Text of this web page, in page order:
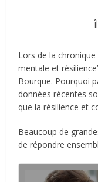
Lors de la
mentale et
Bourque. Pourquoi
données récentes
que la résilience et
Beaucoup de
de répondre